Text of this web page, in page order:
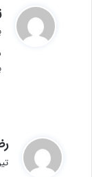
تیر 19, 1402 در 9:48 ب.ظ